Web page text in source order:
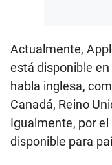
Actualmente,
está disponible
habla inglesa,
Canadá, Reino
Igualmente, por
disponible para